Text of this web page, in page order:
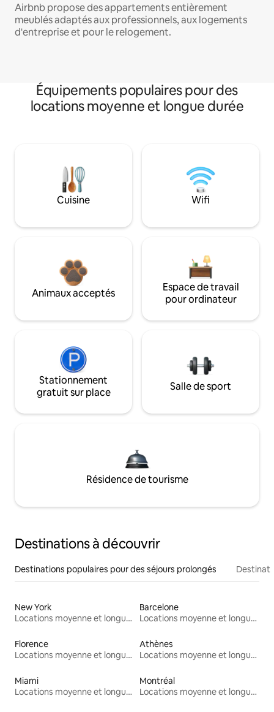
Airbnb propose des appartements entièrement
meublés adaptés aux professionnels, aux logements
d'entreprise et pour le relogement.
Équipements populaires pour des
locations moyenne et longue durée
Cuisine Wifi
Animaux acceptés
Espace de travail
pour ordinateur
Stationnement
gratuit sur place
Salle de sport
Résidence de tourisme
Destinations à découvrir
Destinations populaires pour des séjours prolongés
New York
Locations moyenne et longue durée
Barcelone
Locations moyenne et longue durée
Florence
Locations moyenne et longue durée
Athènes
Locations moyenne et longue durée
Miami
Locations moyenne et longue durée
Montréal
Locations moyenne et longue durée